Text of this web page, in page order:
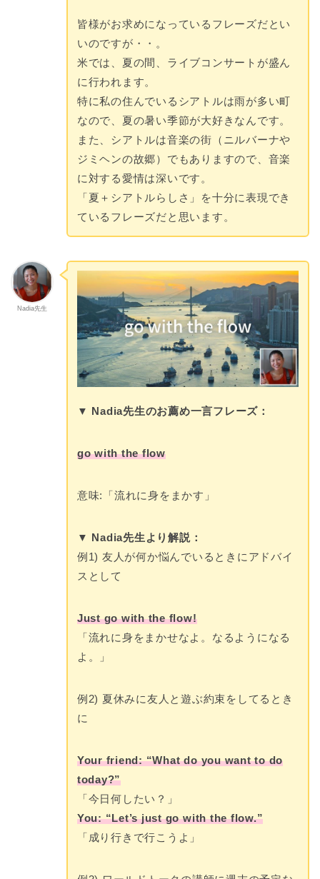
皆様がお求めになっているフレーズだとい
いのですが・・。
米では、夏の間、ライブコンサートが盛ん
に行われます。
特に私の住んでいるシアトルは雨が多い町
なので、夏の暑い季節が大好きなんです。
また、シアトルは音楽の街（ニルバーナや
ジミヘンの故郷）でもありますので、音楽
に対する愛情は深いです。
「夏＋シアトルらしさ」を十分に表現でき
ているフレーズだと思います。
Nadia先生
▼ Nadia先生のお薦め一言フレーズ：
go with the flow
意味:「流れに身をまかす」
▼ Nadia先生より解説：
例1) 友人が何か悩んでいるときにアドバイ
スとして
Just go with the flow!
「流れに身をまかせなよ。なるようになる
よ。」
例2) 夏休みに友人と遊ぶ約束をしてるとき
に
Your friend: “What do you want to do
today?”
「今日何したい？」
You: “Let’s just go with the flow.”
「成り行きで行こうよ」